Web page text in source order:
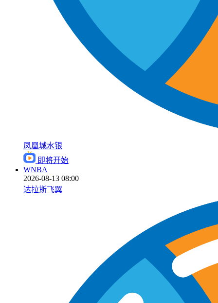
凤凰城水银
即将开始
WNBA
2026-08-13 08:00
达拉斯飞翼